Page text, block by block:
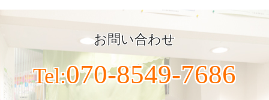
お問い合わせ
Tel:070-8549-7686